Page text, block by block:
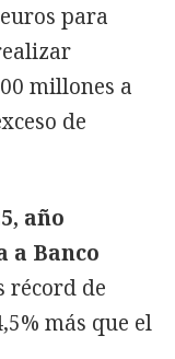
para
millones a
de
año
a Banco
récord de
más que el